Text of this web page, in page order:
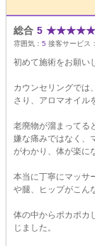
総合 5 ★★★★★
雰囲気： 5 接客サービス：
初めて施術をお願い
カウンセリングでは
さり、アロマオイル
老廃物が溜まってる
嫌な痛みではなく、
がわかり、体が楽に
本当に丁寧にマッサ
や腿、ヒップがこん
体の中からポカポカ
じました。